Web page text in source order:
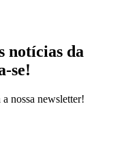
notícias da
se!
nossa newsletter!